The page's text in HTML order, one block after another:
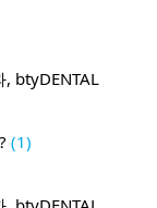
btyDENTAL
(1)